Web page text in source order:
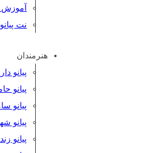
آموزش
نت پیانو
هنرمندان
پیانو
پیانو
پیانو
پیانو
پیانو